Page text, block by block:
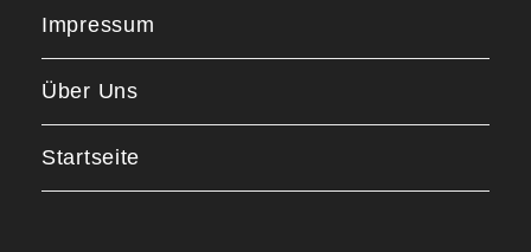
Impressum
Über Uns
Startseite